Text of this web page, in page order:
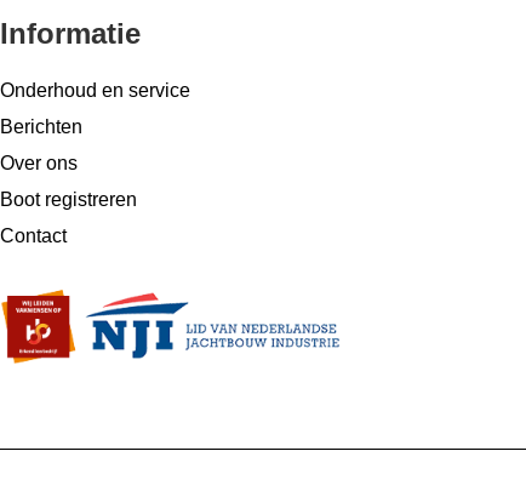
Informatie
Onderhoud en service
Berichten
Over ons
Boot registreren
Contact